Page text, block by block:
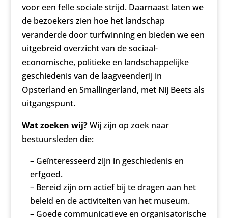
voor een felle sociale strijd. Daarnaast laten we
de bezoekers zien hoe het landschap
veranderde door turfwinning en bieden we een
uitgebreid overzicht van de sociaal-
economische, politieke en landschappelijke
geschiedenis van de laagveenderij in
Opsterland en Smallingerland, met Nij Beets als
uitgangspunt.
Wat zoeken wij?Wij zijn op zoek naar
bestuursleden die:
– Geïnteresseerd zijn in geschiedenis en
erfgoed.
– Bereid zijn om actief bij te dragen aan het
beleid en de activiteiten van het museum.
– Goede communicatieve en organisatorische